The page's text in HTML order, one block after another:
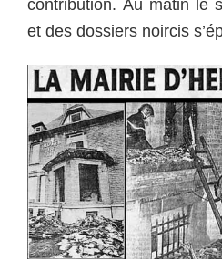
contribution. Au matin le
et des dossiers noircis